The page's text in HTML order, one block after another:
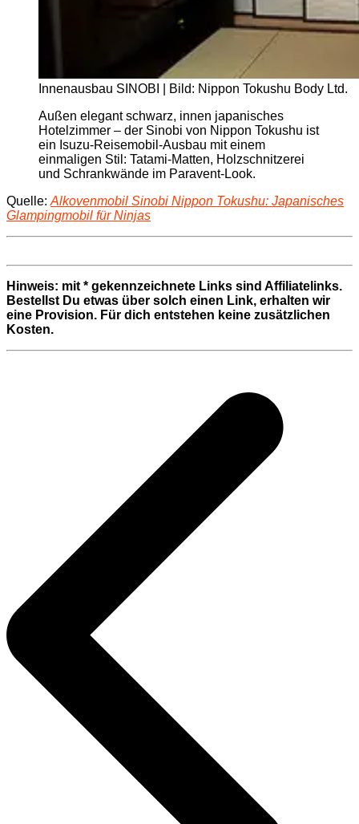
Innenausbau SINOBI | Bild: Nippon Tokushu Body Ltd.
Außen elegant schwarz, innen japanisches
Hotelzimmer – der Sinobi von Nippon Tokushu ist
ein Isuzu-Reisemobil-Ausbau mit einem
einmaligen Stil: Tatami-Matten, Holzschnitzerei
und Schrankwände im Paravent-Look.
Quelle: Alkovenmobil Sinobi Nippon Tokushu: Japanisches
Glampingmobil für Ninjas
Hinweis: mit * gekennzeichnete Links sind Affiliatelinks.
Bestellst Du etwas über solch einen Link, erhalten wir
eine Provision. Für dich entstehen keine zusätzlichen
Kosten.